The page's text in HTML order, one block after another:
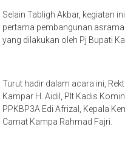
Selain Tabligh Akbar, kegiatan
pertama pembangunan
yang dilakukan oleh Pj Bupati
Turut hadir dalam acara ini,
Kampar H. Aidil, Plt Kadis
PPKBP3A Edi Afrizal, Kepala
Camat Kampa Rahmad Fajri.